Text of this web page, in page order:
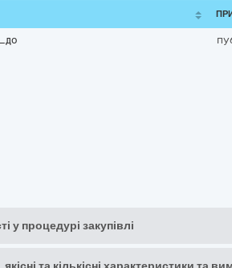
у процедурі закупівлі